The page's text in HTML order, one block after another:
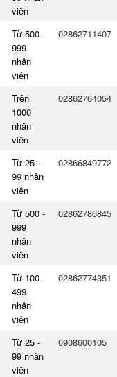
viên
Từ 500 -
999
nhân
viên
02862711407
Trên
1000
nhân
viên
02862764054
Từ 25 -
99 nhân
viên
02866849772
Từ 500 -
999
nhân
viên
02862786845
Từ 100 -
499
nhân
viên
02862774351
Từ 25 -
99 nhân
viên
0908600105